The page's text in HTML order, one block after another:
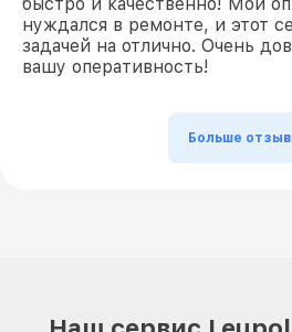
нуждался в ремонте, и этот
задачей на отлично. Очень
вашу оперативность!
Больше